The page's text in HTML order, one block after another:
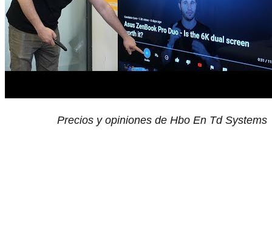
Precios y opiniones de Hbo En Td Systems